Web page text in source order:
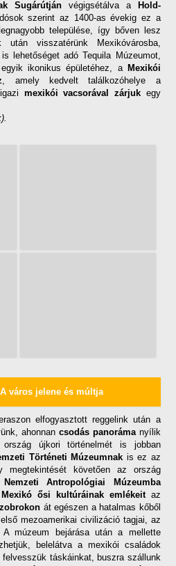
Sugárútjánvégigsétálva a Hold-
szerint az 1400-as évekig ez a
települése, így bőven lesz
visszatérünk Mexikóvárosba,
lehetőséget adó Tequila Múzeumot,
ikonikus épületéhez, a Mexikói
, amely kedvelt találkozóhelye a
mexikói vacsorával zárjuk egy
város jelene és múltja
elfogyasztott reggelink után a
ahonnan csodás panorámanyílik
ország újkori történelmét is jobban
Történeti Múzeumnak is ez az
követően az ország
Nemzeti Antropológiai Múzeumba
Mexikó ősi kultúráinak emlékeitaz
át egészen a hatalmas kőből
mezoamerikai civilizáció tagjai, az
A múzeum bejárása után a mellette
belelátva a mexikói családok
felvesszük táskáinkat, buszra szállunk